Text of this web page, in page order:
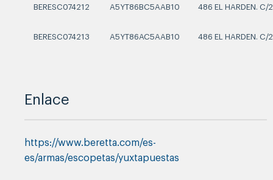
BERESC074212 A5YT86BC5AAB10 486 EL HARDEN. C/
BERESC074213 A5YT86AC5AAB10 486 EL HARDEN. C/
Enlace
https://www.beretta.com/es-
es/armas/escopetas/yuxtapuestas